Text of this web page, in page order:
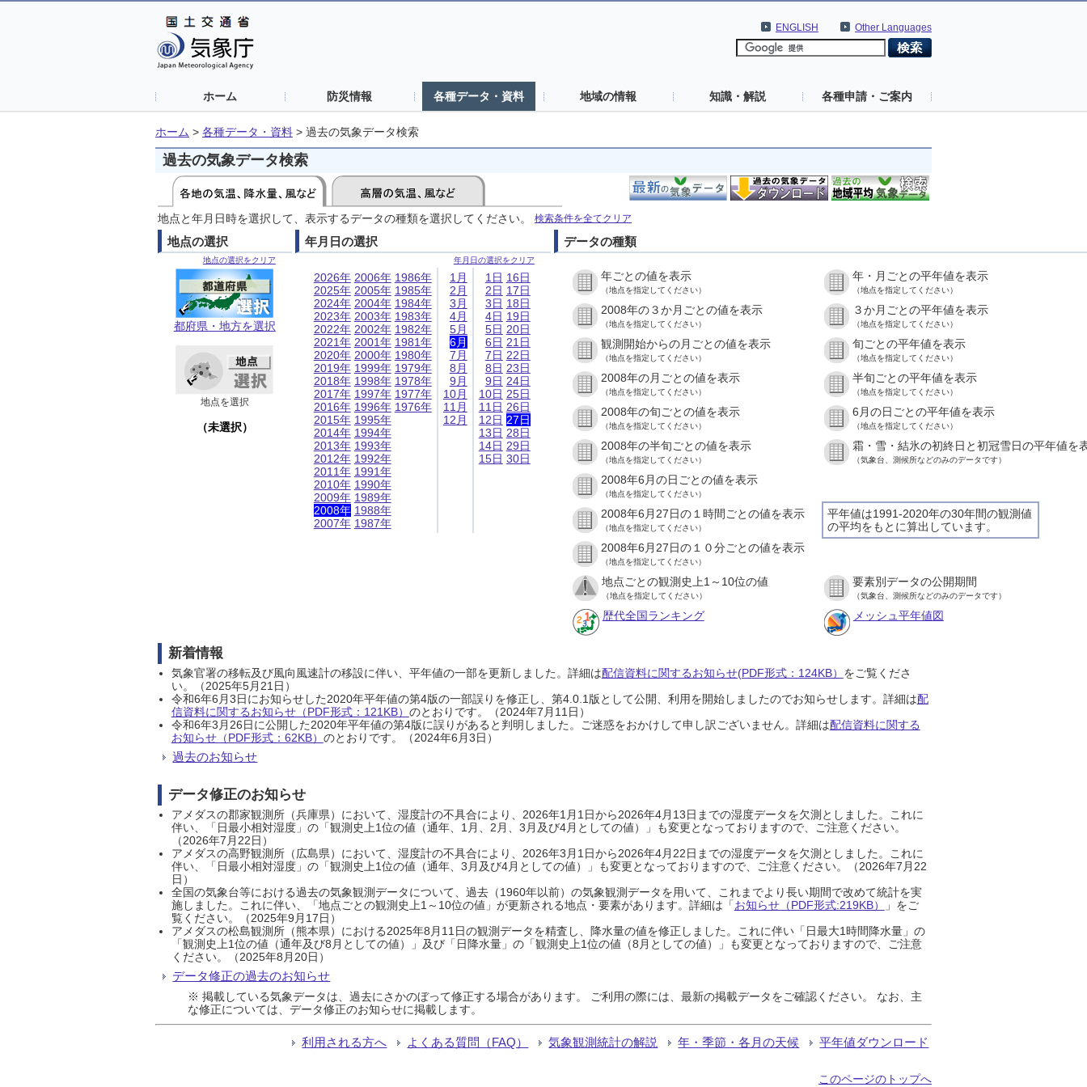
Other Languages
ENGLISH
ホーム 防災情報 各種データ・資料 地域の情報 知識・解説 各種申請・ご案内
ホーム > 各種データ・資料 > 過去の気象データ検索
過去の気象データ検索
地点と年月日時を選択して、表示するデータの種類を選択してください。 検索条件を全てクリア
地点の選択
地点の選択をクリア
都府県・地方を選択
地点を選択
（未選択）
年月日の選択
年月日の選択をクリア
2026年
2025年
2024年
2023年
2022年
2021年
2020年
2019年
2018年
2017年
2016年
2015年
2014年
2013年
2012年
2011年
2010年
2009年
2008年
2007年
2006年
2005年
2004年
2003年
2002年
2001年
2000年
1999年
1998年
1997年
1996年
1995年
1994年
1993年
1992年
1991年
1990年
1989年
1988年
1987年
1986年
1985年
1984年
1983年
1982年
1981年
1980年
1979年
1978年
1977年
1976年
1月
2月
3月
4月
5月
6月
7月
8月
9月
10月
11月
12月
1日
2日
3日
4日
5日
6日
7日
8日
9日
10日
11日
12日
13日
14日
15日
16日
17日
18日
19日
20日
21日
22日
23日
24日
25日
26日
27日
28日
29日
30日
データの種類
年ごとの値を表示
（地点を指定してください）
年・月ごとの平年値を表示
（地点を指定してください）
2008年の３か月ごとの値を表示
（地点を指定してください）
３か月ごとの平年値を表示
（地点を指定してください）
観測開始からの月ごとの値を表示
（地点を指定してください）
旬ごとの平年値を表示
（地点を指定してください）
2008年の月ごとの値を表示
（地点を指定してください）
半旬ごとの平年値を表示
（地点を指定してください）
2008年の旬ごとの値を表示
（地点を指定してください）
6月の日ごとの平年値を表示
（地点を指定してください）
2008年の半旬ごとの値を表示
（地点を指定してください）
霜・雪・結氷の初終日と初冠雪日の平年値を
（気象台、測候所などのみのデータです）
2008年6月の日ごとの値を表示
（地点を指定してください）
平年値は1991-2020年の30年間の観測値
の平均をもとに算出しています。
2008年6月27日の１時間ごとの値を表示
（地点を指定してください）
2008年6月27日の１０分ごとの値を表示
（地点を指定してください）
地点ごとの観測史上1～10位の値
（地点を指定してください）
要素別データの公開期間
（気象台、測候所などのみのデータです）
歴代全国ランキング メッシュ平年値図
新着情報
気象官署の移転及び風向風速計の移設に伴い、平年値の一部を更新しました。詳細は配信資料に関するお知らせ(PDF形式：124KB） をご覧くださ
い。（2025年5月21日）
令和6年6月3日にお知らせした2020年平年値の第4版の一部誤りを修正し、第4.0.1版として公開、利用を開始しましたのでお知らせします。詳細は配
信資料に関するお知らせ（PDF形式：121KB） のとおりです。（2024年7月11日）
令和6年3月26日に公開した2020年平年値の第4版に誤りがあると判明しました。ご迷惑をおかけして申し訳ございません。詳細は配信資料に関する
お知らせ（PDF形式：62KB） のとおりです。（2024年6月3日）
過去のお知らせ
データ修正のお知らせ
アメダスの郡家観測所（兵庫県）において、湿度計の不具合により、2026年1月1日から2026年4月13日までの湿度データを欠測としました。これに
伴い、「日最小相対湿度」の「観測史上1位の値（通年、1月、2月、3月及び4月としての値）」も変更となっておりますので、ご注意ください。
（2026年7月22日）
アメダスの高野観測所（広島県）において、湿度計の不具合により、2026年3月1日から2026年4月22日までの湿度データを欠測としました。これに
伴い、「日最小相対湿度」の「観測史上1位の値（通年、3月及び4月としての値）」も変更となっておりますので、ご注意ください。（2026年7月22
日）
全国の気象台等における過去の気象観測データについて、過去（1960年以前）の気象観測データを用いて、これまでより長い期間で改めて統計を実
施しました。これに伴い、「地点ごとの観測史上1～10位の値」が更新される地点・要素があります。詳細は「お知らせ（PDF形式:219KB）
」をご
覧ください。（2025年9月17日）
アメダスの松島観測所（熊本県）における2025年8月11日の観測データを精査し、降水量の値を修正しました。これに伴い「日最大1時間降水量」の
「観測史上1位の値（通年及び8月としての値）」及び「日降水量」の「観測史上1位の値（8月としての値）」も変更となっておりますので、ご注意
ください。（2025年8月20日）
データ修正の過去のお知らせ
※ 掲載している気象データは、過去にさかのぼって修正する場合があります。 ご利用の際には、最新の掲載データをご確認ください。 なお、主
な修正については、データ修正のお知らせに掲載します。
利用される方へ よくある質問（FAQ） 気象観測統計の解説 年・季節・各月の天候 平年値ダウンロード
このページのトップへ